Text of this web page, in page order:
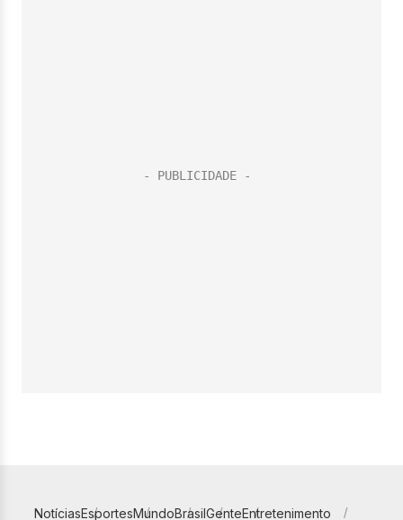
NotíciasEsportesMundoBrasilGenteEntretenimento